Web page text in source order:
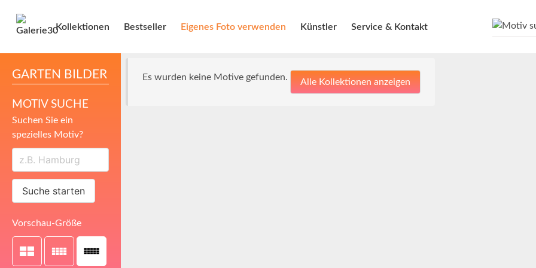
Kollektionen Bestseller Eigenes Foto verwenden Künstler Service & Kontakt
GARTEN BILDER
MOTIV SUCHE
Suchen Sie ein
spezielles Motiv?
Suche starten
Vorschau-Größe
Es wurden keine Motive gefunden. Alle Kollektionen anzeigen